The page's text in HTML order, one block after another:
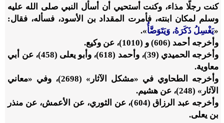
كنت رجلًا مذاء، وكنت أستحيي أن أسأل النبي صلى الله عليه
وسلم لمكان ابنته، فأمرت المقداد بن الأسود، فسأله، فقال:
«يَغْسِلُ ذَكَرَهُ، وَيَتَوَضَّأُ».
وأخرجه أحمد (606) و (1010)، عن وكيع.
وأخرجه الحميدي (39)، وأحمد (618)، وأبو يعلى (458)، عن أبي
معاوية.
وأخرجه الطحاوي في «مشكل الآثار» (2698)، وفي «معاني
الآثار» (248)، عن هشيم.
وأخرجه عبد الرزاق (604)، عن الثوري، عن الأعمش، عن منذر
بن يعلى.